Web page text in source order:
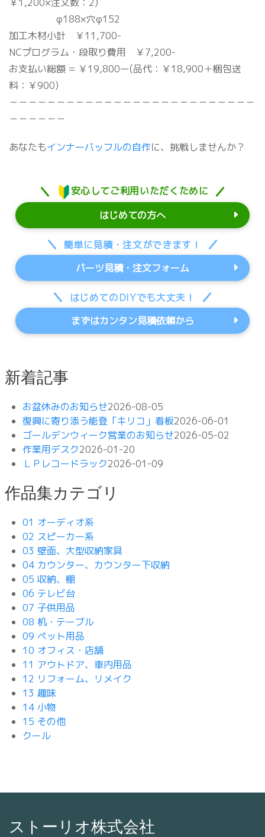
φ188×穴φ152
加工木材小計 ￥11,700-
NCプログラム・段取り費用 ￥7,200-
お支払い総額 = ￥19,800ー(品代：￥18,900＋梱包送
料：￥900)
－－－－－－－－－－－－－－－－－－－－－－－－－－
－－－－－－
あなたもインナーバッフルの自作に、挑戦しませんか？
安心してご利用いただくために
はじめての方へ
簡単に見積・注文ができます！
パーツ見積・注文フォーム
はじめてのDIYでも大丈夫！
まずはカンタン見積依頼から
新着記事
お盆休みのお知らせ2026-08-05
復興に寄り添う能登「キリコ」看板2026-06-01
ゴールデンウィーク営業のお知らせ2026-05-02
作業用デスク2026-01-20
ＬＰレコードラック2026-01-09
作品集カテゴリ
01 オーディオ系
02 スピーカー系
03 壁面、大型収納家具
04 カウンター、カウンター下収納
05 収納、棚
06 テレビ台
07 子供用品
08 机・テーブル
09 ペット用品
10 オフィス・店舗
11 アウトドア、車内用品
12 リフォーム、リメイク
13 趣味
14 小物
15 その他
クール
ストーリオ株式会社